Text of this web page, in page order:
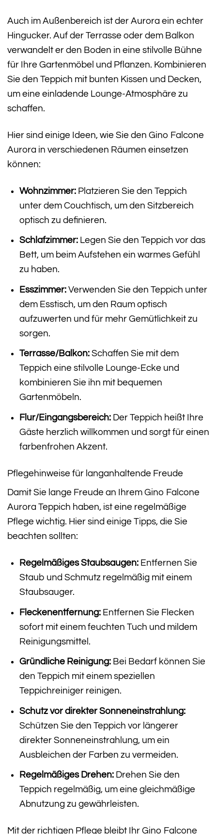
Auch im Außenbereich ist der Aurora ein echter
Hingucker. Auf der Terrasse oder dem Balkon
verwandelt er den Boden in eine stilvolle Bühne
für Ihre Gartenmöbel und Pflanzen. Kombinieren
Sie den Teppich mit bunten Kissen und Decken,
um eine einladende Lounge-Atmosphäre zu
schaffen.
Hier sind einige Ideen, wie Sie den Gino Falcone
Aurora in verschiedenen Räumen einsetzen
können:
Wohnzimmer:Platzieren Sie den Teppich
unter dem Couchtisch, um den Sitzbereich
optisch zu definieren.
Schlafzimmer:Legen Sie den Teppich vor das
Bett, um beim Aufstehen ein warmes Gefühl
zu haben.
Esszimmer:Verwenden Sie den Teppich unter
dem Esstisch, um den Raum optisch
aufzuwerten und für mehr Gemütlichkeit zu
sorgen.
Terrasse/Balkon:Schaffen Sie mit dem
Teppich eine stilvolle Lounge-Ecke und
kombinieren Sie ihn mit bequemen
Gartenmöbeln.
Flur/Eingangsbereich:Der Teppich heißt Ihre
Gäste herzlich willkommen und sorgt für einen
farbenfrohen Akzent.
Pflegehinweise für langanhaltende Freude
Damit Sie lange Freude an Ihrem Gino Falcone
Aurora Teppich haben, ist eine regelmäßige
Pflege wichtig. Hier sind einige Tipps, die Sie
beachten sollten:
Regelmäßiges Staubsaugen:Entfernen Sie
Staub und Schmutz regelmäßig mit einem
Staubsauger.
Fleckenentfernung:Entfernen Sie Flecken
sofort mit einem feuchten Tuch und mildem
Reinigungsmittel.
Gründliche Reinigung:Bei Bedarf können Sie
den Teppich mit einem speziellen
Teppichreiniger reinigen.
Schutz vor direkter Sonneneinstrahlung:
Schützen Sie den Teppich vor längerer
direkter Sonneneinstrahlung, um ein
Ausbleichen der Farben zu vermeiden.
Regelmäßiges Drehen:Drehen Sie den
Teppich regelmäßig, um eine gleichmäßige
Abnutzung zu gewährleisten.
Mit der richtigen Pflege bleibt Ihr Gino Falcone